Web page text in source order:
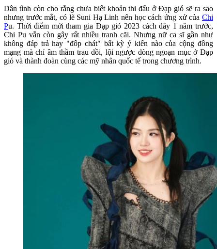
Dân tình còn cho rằng chưa biết khoản thi đấu ở Đạp gió sẽ ra sao
nhưng trước mắt, có lẽ Suni Hạ Linh nên học cách ứng xử của Chi
Pu. Thời điểm mới tham gia Đạp gió 2023 cách đây 1 năm trước,
Chi Pu vẫn còn gây rất nhiều tranh cãi. Nhưng nữ ca sĩ gần như
không đáp trả hay "đốp chát" bất kỳ ý kiến nào của cộng đồng
mạng mà chỉ âm thầm trau dồi, lội ngược dòng ngoạn mục ở Đạp
gió và thành đoàn cùng các mỹ nhân quốc tế trong chương trình.